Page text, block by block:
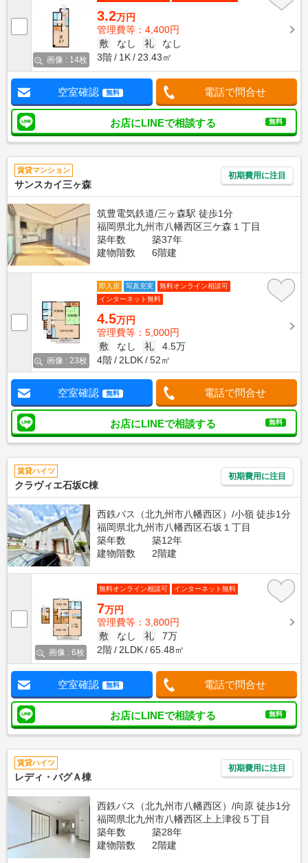
画像 : 14枚
3.2万円
管理費等：4,400円
敷
なし 礼
なし
3階
1K 23.43㎡
空室確認 無料 電話で問合せ
お店にLINEで相談する 無料
賃貸マンション
サンスカイ三ヶ森
初期費用に注目
筑豊電気鉄道/三ヶ森駅 徒歩1分
福岡県北九州市八幡西区三ケ森１丁目
築年数
築37年
建物階数
6階建
画像 : 23枚
即入居 写真充実
無料オンライン相談可
インターネット無料
4.5万円
管理費等：5,000円
敷
なし 礼
4.5万
4階
2LDK 52㎡
空室確認 無料 電話で問合せ
お店にLINEで相談する 無料
賃貸ハイツ
クラヴィエ石坂C棟
初期費用に注目
西鉄バス（北九州市八幡西区）/小嶺 徒歩1分
福岡県北九州市八幡西区石坂１丁目
築年数
築12年
建物階数
2階建
画像 : 6枚
無料オンライン相談可 インターネット無料
7万円
管理費等：3,800円
敷
なし 礼
7万
2階
2LDK 65.48㎡
空室確認 無料 電話で問合せ
お店にLINEで相談する 無料
賃貸ハイツ
レディ・バグＡ棟
初期費用に注目
西鉄バス（北九州市八幡西区）/向原 徒歩1分
福岡県北九州市八幡西区上上津役５丁目
築年数
築28年
建物階数
2階建